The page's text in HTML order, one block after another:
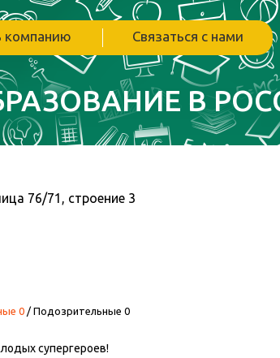
компанию Связаться с нами
В
76/71, строение 3
0/ Подозрительные 0
супергероев!